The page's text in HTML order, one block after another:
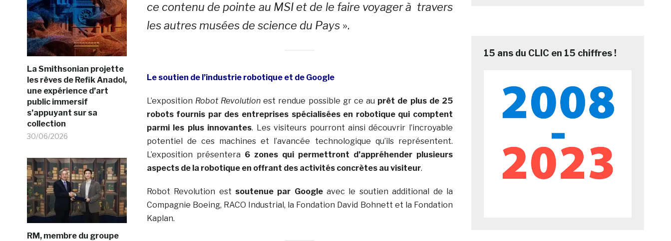
La Smithsonian projette
les rêves de Refik Anadol,
une expérience d’art
public immersif
s’appuyant sur sa
collection
30/06/2026
RM, membre du groupe
ce contenu de pointe au MSI et de le faire voyager à travers
les autres musées de science du Pays».
Le soutien de l’industrie robotique et de Google
L’exposition Robot Revolution est rendue possible gr ce au prêt de plus de 25
robots fournis par des entreprises spécialisées en robotique qui comptent
parmi les plus innovantes. Les visiteurs pourront ainsi découvrir l’incroyable
potentiel de ces machines et l’avancée technologique qu’ils représentent.
L’exposition présentera 6 zones qui permettront d’appréhender plusieurs
aspects de la robotique en offrant des activités concrètes au visiteur.
Robot Revolution est soutenue par Googleavec le soutien additional de la
Compagnie Boeing, RACO Industrial, la Fondation David Bohnett et la Fondation
Kaplan.
15 ans du CLIC en 15 chiffres !